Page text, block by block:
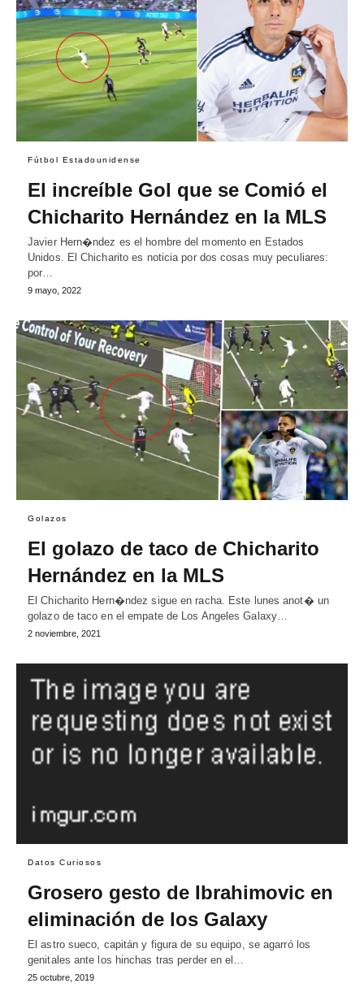
Fútbol Estadounidense
El increíble Gol que se Comió el
Chicharito Hernández en la MLS
Javier Hern�ndez es el hombre del momento en Estados
Unidos. El Chicharito es noticia por dos cosas muy peculiares:
por…
9 mayo, 2022
Golazos
El golazo de taco de Chicharito
Hernández en la MLS
El Chicharito Hern�ndez sigue en racha. Este lunes anot� un
golazo de taco en el empate de Los Angeles Galaxy…
2 noviembre, 2021
Datos Curiosos
Grosero gesto de Ibrahimovic en
eliminación de los Galaxy
El astro sueco, capitán y figura de su equipo, se agarró los
genitales ante los hinchas tras perder en el…
25 octubre, 2019